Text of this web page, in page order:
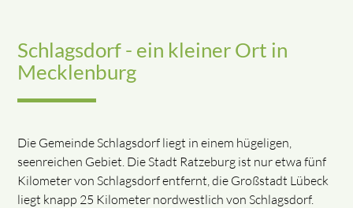
Schlagsdorf - ein kleiner Ort in
Mecklenburg
Die Gemeinde Schlagsdorf liegt in einem hügeligen,
seenreichen Gebiet. Die Stadt Ratzeburg ist nur etwa fünf
Kilometer von Schlagsdorf entfernt, die Großstadt Lübeck
liegt knapp 25 Kilometer nordwestlich von Schlagsdorf.